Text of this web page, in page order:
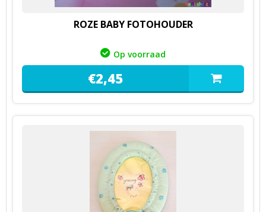
ROZE BABY FOTOHOUDER
Op voorraad
€2,45